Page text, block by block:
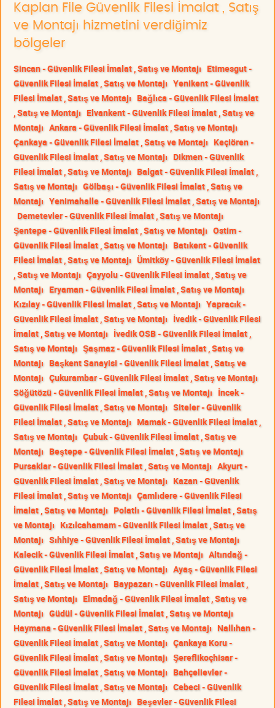
Kaplan File Güvenlik Filesi İmalat , Satış
ve Montajı hizmetini verdiğimiz
bölgeler
Sincan - Güvenlik Filesi İmalat , Satış ve Montajı Etimesgut -
Güvenlik Filesi İmalat , Satış ve Montajı Yenikent - Güvenlik
Filesi İmalat , Satış ve Montajı Bağlıca - Güvenlik Filesi İmalat
, Satış ve Montajı Elvankent - Güvenlik Filesi İmalat , Satış ve
Montajı Ankara - Güvenlik Filesi İmalat , Satış ve Montajı
Çankaya - Güvenlik Filesi İmalat , Satış ve Montajı Keçiören -
Güvenlik Filesi İmalat , Satış ve Montajı Dikmen - Güvenlik
Filesi İmalat , Satış ve Montajı Balgat - Güvenlik Filesi İmalat ,
Satış ve Montajı Gölbaşı - Güvenlik Filesi İmalat , Satış ve
Montajı Yenimahalle - Güvenlik Filesi İmalat , Satış ve Montajı
Demetevler - Güvenlik Filesi İmalat , Satış ve Montajı
Şentepe - Güvenlik Filesi İmalat , Satış ve Montajı Ostim -
Güvenlik Filesi İmalat , Satış ve Montajı Batıkent - Güvenlik
Filesi İmalat , Satış ve Montajı Ümitköy - Güvenlik Filesi İmalat
, Satış ve Montajı Çayyolu - Güvenlik Filesi İmalat , Satış ve
Montajı Eryaman - Güvenlik Filesi İmalat , Satış ve Montajı
Kızılay - Güvenlik Filesi İmalat , Satış ve Montajı Yapracık -
Güvenlik Filesi İmalat , Satış ve Montajı İvedik - Güvenlik Filesi
İmalat , Satış ve Montajı İvedik OSB - Güvenlik Filesi İmalat ,
Satış ve Montajı Şaşmaz - Güvenlik Filesi İmalat , Satış ve
Montajı Başkent Sanayisi - Güvenlik Filesi İmalat , Satış ve
Montajı Çukurambar - Güvenlik Filesi İmalat , Satış ve Montajı
Söğütözü - Güvenlik Filesi İmalat , Satış ve Montajı İncek -
Güvenlik Filesi İmalat , Satış ve Montajı Siteler - Güvenlik
Filesi İmalat , Satış ve Montajı Mamak - Güvenlik Filesi İmalat ,
Satış ve Montajı Çubuk - Güvenlik Filesi İmalat , Satış ve
Montajı Beştepe - Güvenlik Filesi İmalat , Satış ve Montajı
Pursaklar - Güvenlik Filesi İmalat , Satış ve Montajı Akyurt -
Güvenlik Filesi İmalat , Satış ve Montajı Kazan - Güvenlik
Filesi İmalat , Satış ve Montajı Çamlıdere - Güvenlik Filesi
İmalat , Satış ve Montajı Polatlı - Güvenlik Filesi İmalat , Satış
ve Montajı Kızılcahamam - Güvenlik Filesi İmalat , Satış ve
Montajı Sıhhiye - Güvenlik Filesi İmalat , Satış ve Montajı
Kalecik - Güvenlik Filesi İmalat , Satış ve Montajı Altındağ -
Güvenlik Filesi İmalat , Satış ve Montajı Ayaş - Güvenlik Filesi
İmalat , Satış ve Montajı Baypazarı - Güvenlik Filesi İmalat ,
Satış ve Montajı Elmadağ - Güvenlik Filesi İmalat , Satış ve
Montajı Güdül - Güvenlik Filesi İmalat , Satış ve Montajı
Haymana - Güvenlik Filesi İmalat , Satış ve Montajı Nallıhan -
Güvenlik Filesi İmalat , Satış ve Montajı Çankaya Koru -
Güvenlik Filesi İmalat , Satış ve Montajı Şereflikoçhisar -
Güvenlik Filesi İmalat , Satış ve Montajı Bahçelievler -
Güvenlik Filesi İmalat , Satış ve Montajı Cebeci - Güvenlik
Filesi İmalat , Satış ve Montajı Beşevler - Güvenlik Filesi